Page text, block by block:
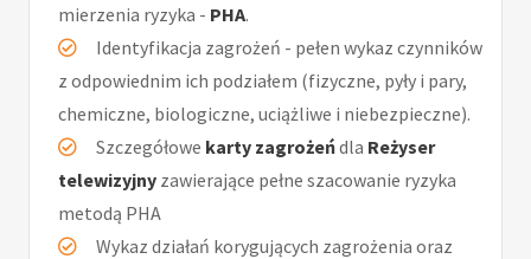
mierzenia ryzyka - PHA.
Identyfikacja zagrożeń - pełen wykaz czynników
z odpowiednim ich podziałem (fizyczne, pyły i pary,
chemiczne, biologiczne, uciążliwe i niebezpieczne).
Szczegółowe karty zagrożeńdla Reżyser
telewizyjny zawierające pełne szacowanie ryzyka
metodą PHA
Wykaz działań korygujących zagrożenia oraz